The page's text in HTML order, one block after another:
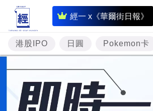
經一 x《華爾街日報》
即
時
財
經
專
題
投
港股IPO 日圓 Pokemon卡